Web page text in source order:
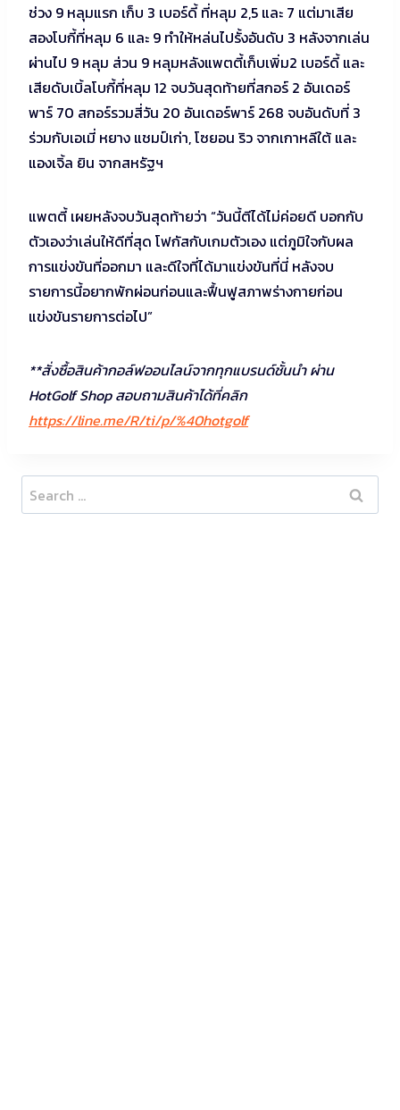
ช่วง 9 หลุมแรก เก็บ 3 เบอร์ดี้ ที่หลุม 2,5 และ 7 แต่มาเสีย
สองโบกี้ที่หลุม 6 และ 9 ทำให้หล่นไปรั้งอันดับ 3 หลังจากเล่น
ผ่านไป 9 หลุม ส่วน 9 หลุมหลังแพตตี้เก็บเพิ่ม2 เบอร์ดี้ และ
เสียดับเบิ้ลโบกี้ที่หลุม 12 จบวันสุดท้ายที่สกอร์ 2 อันเดอร์
พาร์ 70 สกอร์รวมสี่วัน 20 อันเดอร์พาร์ 268 จบอันดับที่ 3
ร่วมกับเอเมี่ หยาง แชมป์เก่า, โซยอน ริว จากเกาหลีใต้ และ
แองเจิ้ล ยิน จากสหรัฐฯ
แพตตี้ เผยหลังจบวันสุดท้ายว่า “วันนี้ตีได้ไม่ค่อยดี บอกกับ
ตัวเองว่าเล่นให้ดีที่สุด โฟกัสกับเกมตัวเอง แต่ภูมิใจกับผล
การแข่งขันที่ออกมา และดีใจที่ได้มาแข่งขันที่นี่ หลังจบ
รายการนี้อยากพักผ่อนก่อนและฟื้นฟูสภาพร่างกายก่อน
แข่งขันรายการต่อไป”
**สั่งซื้อสินค้ากอล์ฟออนไลน์จากทุกแบรนด์ชั้นนำ ผ่าน
HotGolf Shop สอบถามสินค้าได้ที่คลิก
https://line.me/R/ti/p/%40hotgolf
Search
for: